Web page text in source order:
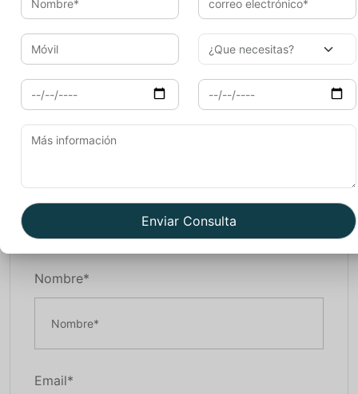
como el encantador Palacio de la Ciudad, un enorme
complejo de patios, jardines y edificios.
para vuestra
viaje a la India: y si quieres
vivirconunafamiliade India. Si quieres ver losblogs en
ingles
y también lee nuestros
Nombre*
Email*